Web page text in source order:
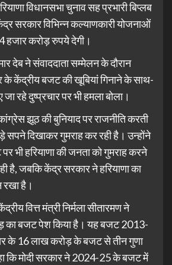
विधानसभा चुनाव सह प्रभारी बिप्लब
सरकार विभिन्न कल्याणकारी योजनाओं
हजार करोड़ रुपये देगी।
देब ने संवाददाता सम्मेलन के दौरान
के केंद्रीय बजट की खूबियां गिनाने के साथ-
जा रहे दुष्प्रचार पर भी हमला बोला।
झूठ की बुनियाद पर राजनीति करती
सपने दिखाकर गुमराह कर रही है। उन्होंने
भी हरियाणा की जनता को गुमराह करने
है, जबकि केंद्र सरकार ने हरियाणा का
रखा है।
वित्त मंत्री निर्मला सीतारमण ने
का बजट पेश किया है। यह बजट 2013-
के 16 लाख करोड़ के बजट से तीन गुणा
कि मोदी सरकार ने 2024-25 के बजट में